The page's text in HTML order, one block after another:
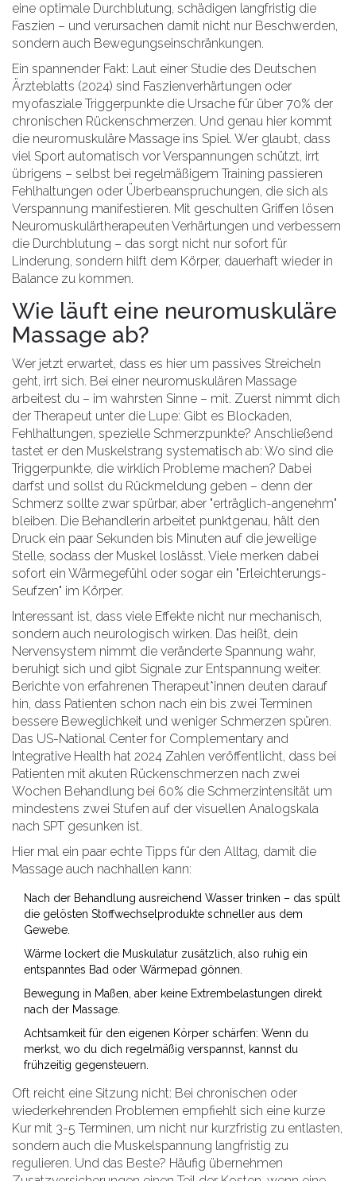
eine optimale Durchblutung, schädigen langfristig die
Faszien – und verursachen damit nicht nur Beschwerden,
sondern auch Bewegungseinschränkungen.
Ein spannender Fakt: Laut einer Studie des Deutschen
Ärzteblatts (2024) sind Faszienverhärtungen oder
myofasziale Triggerpunkte die Ursache für über 70% der
chronischen Rückenschmerzen. Und genau hier kommt
die neuromuskuläre Massage ins Spiel. Wer glaubt, dass
viel Sport automatisch vor Verspannungen schützt, irrt
übrigens – selbst bei regelmäßigem Training passieren
Fehlhaltungen oder Überbeanspruchungen, die sich als
Verspannung manifestieren. Mit geschulten Griffen lösen
Neuromuskulärtherapeuten Verhärtungen und verbessern
die Durchblutung – das sorgt nicht nur sofort für
Linderung, sondern hilft dem Körper, dauerhaft wieder in
Balance zu kommen.
Wie läuft eine neuromuskuläre
Massage ab?
Wer jetzt erwartet, dass es hier um passives Streicheln
geht, irrt sich. Bei einer neuromuskulären Massage
arbeitest du – im wahrsten Sinne – mit. Zuerst nimmt dich
der Therapeut unter die Lupe: Gibt es Blockaden,
Fehlhaltungen, spezielle Schmerzpunkte? Anschließend
tastet er den Muskelstrang systematisch ab: Wo sind die
Triggerpunkte, die wirklich Probleme machen? Dabei
darfst und sollst du Rückmeldung geben – denn der
Schmerz sollte zwar spürbar, aber "erträglich-angenehm"
bleiben. Die Behandlerin arbeitet punktgenau, hält den
Druck ein paar Sekunden bis Minuten auf die jeweilige
Stelle, sodass der Muskel loslässt. Viele merken dabei
sofort ein Wärmegefühl oder sogar ein "Erleichterungs-
Seufzen" im Körper.
Interessant ist, dass viele Effekte nicht nur mechanisch,
sondern auch neurologisch wirken. Das heißt, dein
Nervensystem nimmt die veränderte Spannung wahr,
beruhigt sich und gibt Signale zur Entspannung weiter.
Berichte von erfahrenen Therapeut*innen deuten darauf
hin, dass Patienten schon nach ein bis zwei Terminen
bessere Beweglichkeit und weniger Schmerzen spüren.
Das US-National Center for Complementary and
Integrative Health hat 2024 Zahlen veröffentlicht, dass bei
Patienten mit akuten Rückenschmerzen nach zwei
Wochen Behandlung bei 60% die Schmerzintensität um
mindestens zwei Stufen auf der visuellen Analogskala
nach SPT gesunken ist.
Hier mal ein paar echte Tipps für den Alltag, damit die
Massage auch nachhallen kann:
Nach der Behandlung ausreichend Wasser trinken – das spült
die gelösten Stoffwechselprodukte schneller aus dem
Gewebe.
Wärme lockert die Muskulatur zusätzlich, also ruhig ein
entspanntes Bad oder Wärmepad gönnen.
Bewegung in Maßen, aber keine Extrembelastungen direkt
nach der Massage.
Achtsamkeit für den eigenen Körper schärfen: Wenn du
merkst, wo du dich regelmäßig verspannst, kannst du
frühzeitig gegensteuern.
Oft reicht eine Sitzung nicht: Bei chronischen oder
wiederkehrenden Problemen empfiehlt sich eine kurze
Kur mit 3-5 Terminen, um nicht nur kurzfristig zu entlasten,
sondern auch die Muskelspannung langfristig zu
regulieren. Und das Beste? Häufig übernehmen